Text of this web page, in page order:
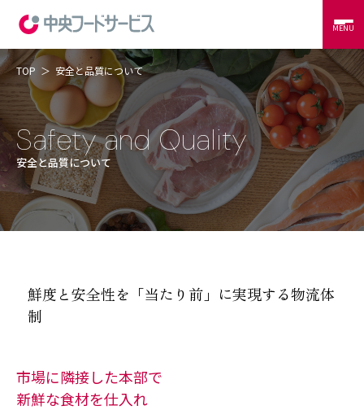
当社の強み
コントラクトフードサービス
外食サービス
事例紹介
会社概要
CSR
MENU
TOP 安全と品質について
安全と品質について
鮮度と安全性を「当たり前」に実現する物流体
制
市場に隣接した本部で
新鮮な食材を仕入れ